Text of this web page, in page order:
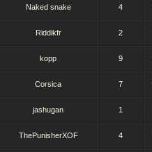
Naked snake 4
Riddikfr 2
kopp 9
Corsica 7
jashugan 1
ThePunisherXOF 4